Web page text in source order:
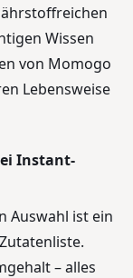
Wissen
von Momogo
Lebensweise
Instant-
Auswahl ist ein
– alles